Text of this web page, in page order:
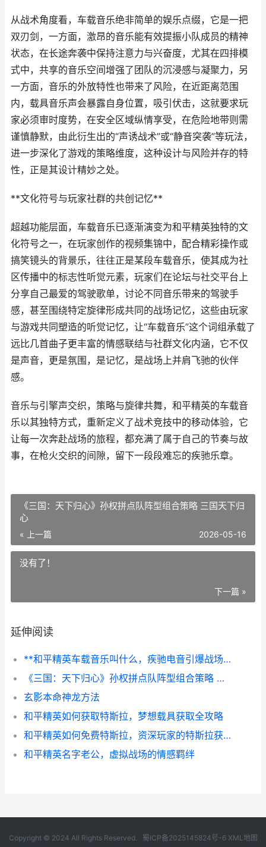
从战术角度看，车载音乐绝非简单的娱乐点缀，它是一把
双刃剑，一方面，激昂的音乐能有效提振小队成员的精神
状态，在长途奔袭中保持注意力与兴奋度，尤其在四排模
式中，共享的音乐空间增强了团队的沉浸感与凝聚力，另
一方面，音乐的外放特性也带来了风险，在近距离范围
内，载具音乐声会暴露自身位置，吸引伏击，这就要求玩
家必须审时度势，在安全区域纵情享受，在危险地带则需
谨慎静默，由此衍生出的“声诱战术”或“静音突袭”等玩法，
进一步深化了游戏的策略维度，这种设计与风险并存的特
性，正是其设计精妙之处。
**文化符号与玩家社群的共创记忆**
超越功能层面，车载音乐已逐渐演变为和平精英独特的文
化符号之一，在玩家创作的视频集锦中，配合精彩操作或
搞笑镜头的背景乐，往往正是某段车载音乐，使其成为社
区传播中的标志性听觉元素，玩家们在论坛与社交平台上
分享自己最爱的驾驶歌单，讨论不同音乐带来的驾驶手
感，甚至围绕特定旋律形成共同的战场记忆，这些由玩家
与游戏共同塑造的听觉记忆，让“车载音乐”这个词组承载了
远比几首曲子更丰富的情感联结与社群文化内涵，它不仅
是声音，更是氛围，是记忆，是战场上并肩飞驰的伙伴
感。
音乐与引擎声交织，策略与旋律共舞，和平精英的车载音
乐以其独特方式，重新定义了战术竞技中的移动体验，它
让每一次奔赴战场的旅程，都充满了属于自己的节奏与故
事，在枪火交织的间隙，留下一段段难忘的疾驰乐章。
《三国：天下归心》孙权拼点队阵型组合策略 三国天下归
心
« 上一篇 2026-05-16
没有了！
下一篇 »
延伸阅读
**和平精英车载音乐叫什么，疾驰电音引爆战场激情**
《三国：天下归心》孙权拼点队阵型组合策略 三国天下归心
玄影本命神龙方法
和平精英如何获取特斯拉，梦想载具获取全攻略
和平精英如何免费特斯拉，资深玩家的特斯拉获取全攻略
和平精英名字老公，虚拟战场的情感羁绊
Copyright © 2024 All Rights Reserved. 蜀ICP备2025145824号-6 XML地图